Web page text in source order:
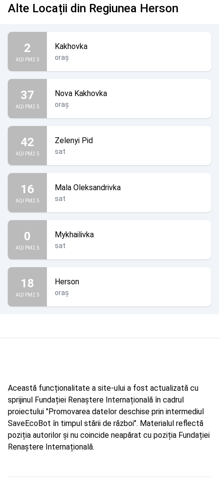
Alte Locații din Regiunea Herson
2
AQI PM2.5
Kakhovka
oraș
37
AQI PM2.5
Nova Kakhovka
oraș
42
AQI PM2.5
Zelenyi Pid
sat
16
AQI PM2.5
Mala Oleksandrivka
sat
0
AQI PM2.5
Mykhailivka
sat
18
AQI PM2.5
Herson
oraș
Această funcționalitate a site-ului a fost actualizată cu
sprijinul Fundației Renaștere Internațională în cadrul
proiectului "Promovarea datelor deschise prin intermediul
SaveEcoBot în timpul stării de război". Materialul reflectă
poziția autorilor și nu coincide neapărat cu poziția Fundației
Renaștere Internațională.